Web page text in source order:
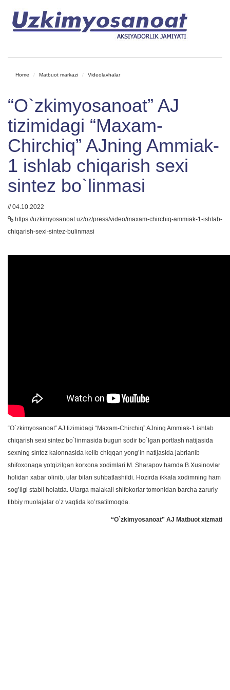
Home Matbuot markazi Videolavhalar
“O`zkimyosanoat” AJ
tizimidagi “Maxam-
Chirchiq” AJning Ammiak-
1 ishlab chiqarish sexi
sintez bo`linmasi
// 04.10.2022
https://uzkimyosanoat.uz/oz/press/video/maxam-chirchiq-ammiak-1-ishlab-
chiqarish-sexi-sintez-bulinmasi
“O`zkimyosanoat” AJ tizimidagi “Maxam-Chirchiq” AJning Ammiak-1 ishlab
chiqarish sexi sintez bo`linmasida bugun sodir bo`lgan portlash natijasida
sexning sintez kalonnasida kelib chiqqan yong’in natijasida jabrlanib
shifoxonaga yotqizilgan korxona xodimlari M. Sharapov hamda B.Xusinovlar
holidan xabar olinib, ular bilan suhbatlashildi. Hozirda ikkala xodimning ham
sog’ligi stabil holatda. Ularga malakali shifokorlar tomonidan barcha zaruriy
tibbiy muolajalar o’z vaqtida ko’rsatilmoqda.
“O`zkimyosanoat” AJ Matbuot xizmati